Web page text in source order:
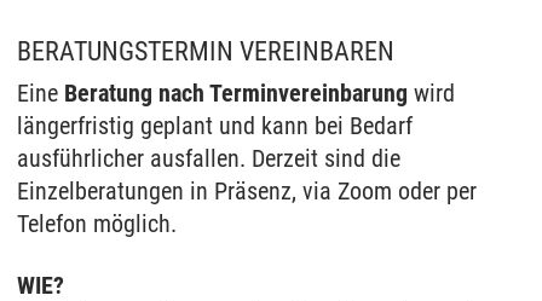
BERATUNGSTERMIN VEREINBAREN
Eine Beratung nach Terminvereinbarung wird
längerfristig geplant und kann bei Bedarf
ausführlicher ausfallen. Derzeit sind die
Einzelberatungen in Präsenz, via Zoom oder per
Telefon möglich.
WIE?